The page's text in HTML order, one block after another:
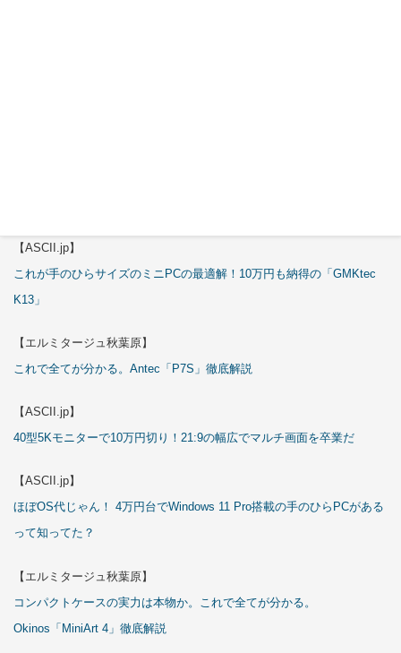
【ASCII.jp】
これが手のひらサイズのミニPCの最適解！10万円も納得の「GMKtec
K13」
【エルミタージュ秋葉原】
これで全てが分かる。Antec「P7S」徹底解説
【ASCII.jp】
40型5Kモニターで10万円切り！21:9の幅広でマルチ画面を卒業だ
【ASCII.jp】
ほぼOS代じゃん！ 4万円台でWindows 11 Pro搭載の手のひらPCがある
って知ってた？
【エルミタージュ秋葉原】
コンパクトケースの実力は本物か。これで全てが分かる。
Okinos「MiniArt 4」徹底解説